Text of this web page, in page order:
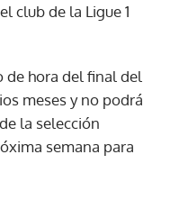
club de la Ligue 1
de hora del final del
meses y no podrá
la selección
semana para